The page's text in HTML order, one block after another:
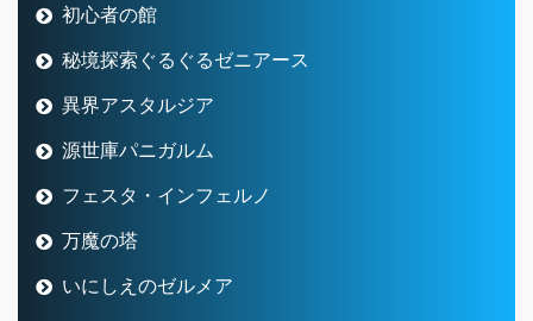
初心者の館
秘境探索ぐるぐるゼニアース
異界アスタルジア
源世庫パニガルム
フェスタ・インフェルノ
万魔の塔
いにしえのゼルメア